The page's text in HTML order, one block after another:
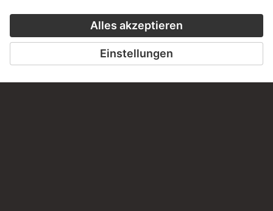
ROBERT RAUSCHENBERG
2-80-E-14A (NYC) From the series…